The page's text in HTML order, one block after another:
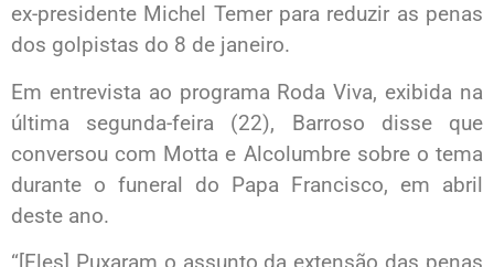
ex-presidente Michel Temer para reduzir as penas
dos golpistas do 8 de janeiro.
Em entrevista ao programa Roda Viva, exibida na
última segunda-feira (22), Barroso disse que
conversou com Motta e Alcolumbre sobre o tema
durante o funeral do Papa Francisco, em abril
deste ano.